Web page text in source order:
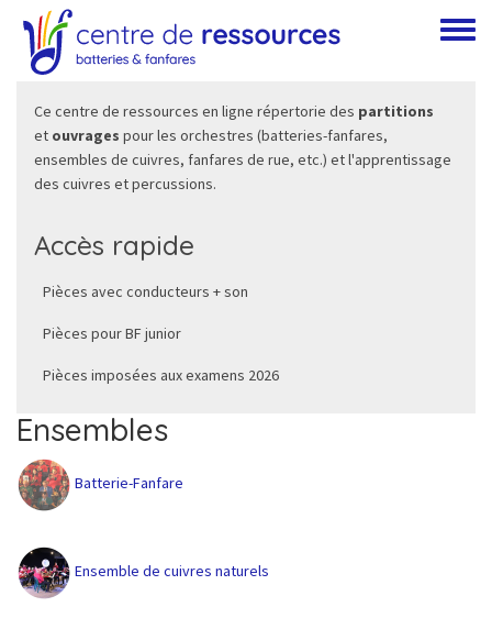
Aller au contenu principal
Toggle
Ce centre de ressources en ligne répertorie des partitions
et ouvrages pour les orchestres (batteries-fanfares,
ensembles de cuivres, fanfares de rue, etc.) et l'apprentissage
des cuivres et percussions.
Accès rapide
Pièces avec conducteurs + son
Pièces pour BF junior
Pièces imposées aux examens 2026
Ensembles
Batterie-Fanfare
Ensemble de cuivres naturels